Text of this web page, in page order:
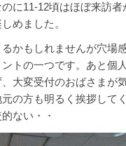
に11-12頃はほぼ来訪
めました。
かもしれませんが穴場
トの一つです。あと個
大変受付のおばさまが
の方も明るく挨拶して
ない・・